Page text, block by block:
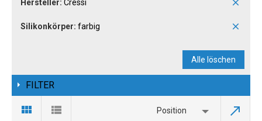
Hersteller: Cressi
Silikonkörper: farbig
Alle löschen
FILTER
Position